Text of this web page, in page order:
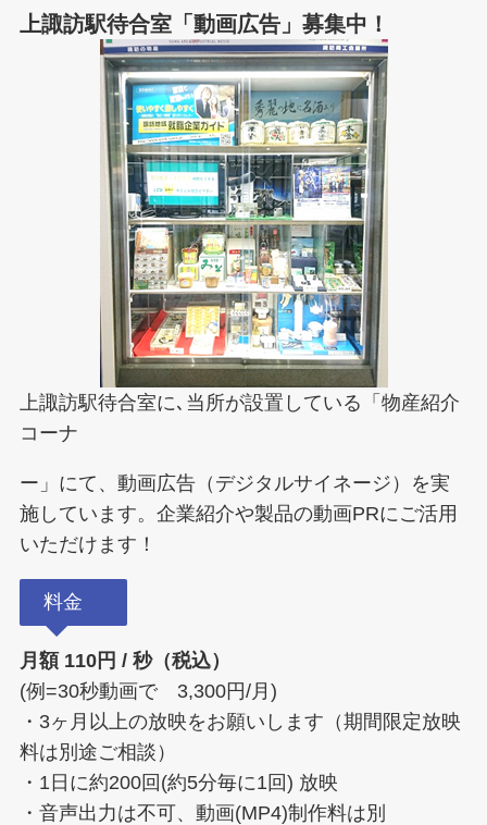
上諏訪駅待合室「動画広告」募集中！
上諏訪駅待合室に､当所が設置している「物産紹介
コーナ
ー」にて、動画広告（デジタルサイネージ）を実
施しています。企業紹介や製品の動画PRにご活用
いただけます！
料金
月額 110円 / 秒（税込）
(例=30秒動画で 3,300円/月)
・3ヶ月以上の放映をお願いします（期間限定放映
料は別途ご相談）
・1日に約200回(約5分毎に1回) 放映
・音声出力は不可、動画(MP4)制作料は別